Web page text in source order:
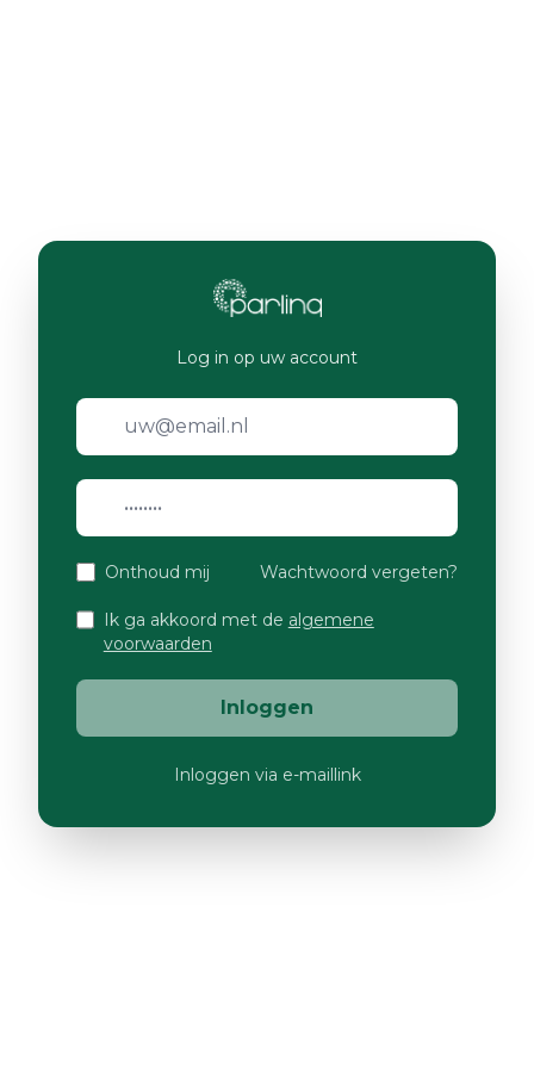
Log in op uw account
Onthoud mij Wachtwoord vergeten?
Ik ga akkoord met de algemene
voorwaarden
Inloggen
Inloggen via e-maillink